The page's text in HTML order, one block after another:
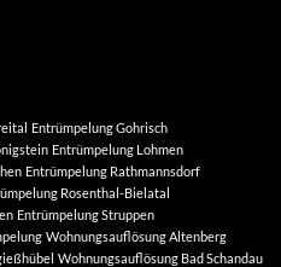
Entrümpelung Gohrisch
Entrümpelung Lohmen
Entrümpelung Rathmannsdorf
Rosenthal-Bielatal
Entrümpelung Struppen
Wohnungsauflösung Altenberg
Wohnungsauflösung Bad Schandau